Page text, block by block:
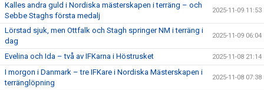
Kalles andra guld i Nordiska mästerskapen i terräng – och
Sebbe Staghs första medalj
2025-11-09 11:53
Lörstad sjuk, men Ottfalk och Stagh springer NM i terräng i
dag
2025-11-09 06:04
Evelina och Ida – två av IFKarna i Höstrusket 2025-11-08 21:14
I morgon i Danmark – tre IFKare i Nordiska Mästerskapen i
terränglöpning
2025-11-08 07:38